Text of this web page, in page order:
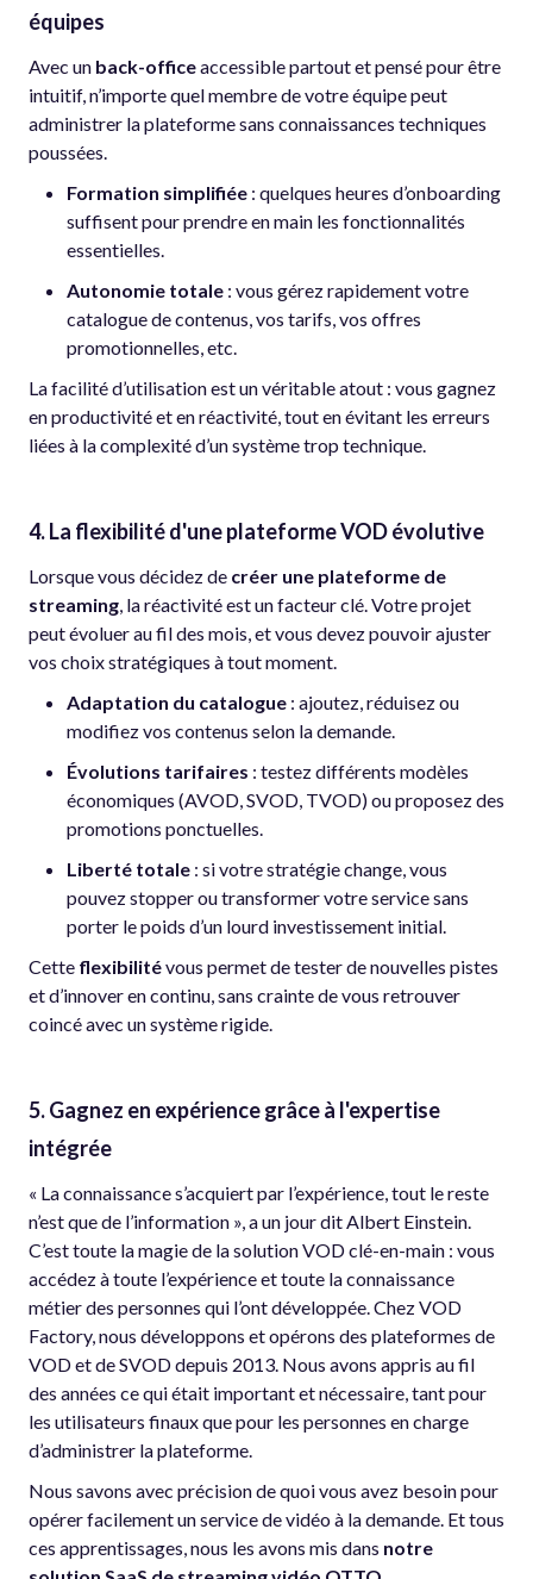
équipes
Avec un back-officeaccessible partout et pensé pour être
intuitif, n’importe quel membre de votre équipe peut
administrer la plateforme sans connaissances techniques
poussées.
Formation simplifiée : quelques heures d’onboarding
suffisent pour prendre en main les fonctionnalités
essentielles.
Autonomie totale : vous gérez rapidement votre
catalogue de contenus, vos tarifs, vos offres
promotionnelles, etc.
La facilité d’utilisation est un véritable atout : vous gagnez
en productivité et en réactivité, tout en évitant les erreurs
liées à la complexité d’un système trop technique.
4. La flexibilité d'une plateforme VOD évolutive
Lorsque vous décidez de créer une plateforme de
streaming , la réactivité est un facteur clé. Votre projet
peut évoluer au fil des mois, et vous devez pouvoir ajuster
vos choix stratégiques à tout moment.
Adaptation du catalogue : ajoutez, réduisez ou
modifiez vos contenus selon la demande.
Évolutions tarifaires : testez différents modèles
économiques (AVOD, SVOD, TVOD) ou proposez des
promotions ponctuelles.
Liberté totale : si votre stratégie change, vous
pouvez stopper ou transformer votre service sans
porter le poids d’un lourd investissement initial.
Cette flexibilitévous permet de tester de nouvelles pistes
et d’innover en continu, sans crainte de vous retrouver
coincé avec un système rigide.
5. Gagnez en expérience grâce à l'expertise
intégrée
« La connaissance s’acquiert par l’expérience, tout le reste
n’est que de l’information », a un jour dit Albert Einstein.
C’est toute la magie de la solution VOD clé-en-main : vous
accédez à toute l’expérience et toute la connaissance
métier des personnes qui l’ont développée. Chez VOD
Factory, nous développons et opérons des plateformes de
VOD et de SVOD depuis 2013. Nous avons appris au fil
des années ce qui était important et nécessaire, tant pour
les utilisateurs finaux que pour les personnes en charge
d’administrer la plateforme.
Nous savons avec précision de quoi vous avez besoin pour
opérer facilement un service de vidéo à la demande. Et tous
ces apprentissages, nous les avons mis dans notre